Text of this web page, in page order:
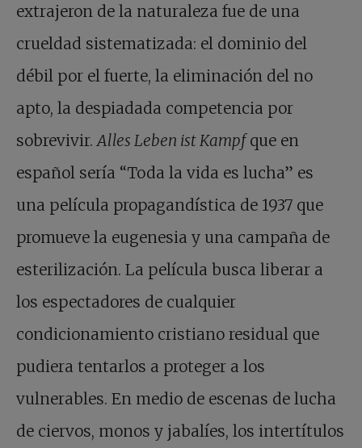
extrajeron de la naturaleza fue de una
crueldad sistematizada: el dominio del
débil por el fuerte, la eliminación del no
apto, la despiadada competencia por
sobrevivir. Alles Leben ist Kampfque en
español sería “Toda la vida es lucha” es
una película propagandística de 1937 que
promueve la eugenesia y una campaña de
esterilización. La película busca liberar a
los espectadores de cualquier
condicionamiento cristiano residual que
pudiera tentarlos a proteger a los
vulnerables. En medio de escenas de lucha
de ciervos, monos y jabalíes, los intertítulos